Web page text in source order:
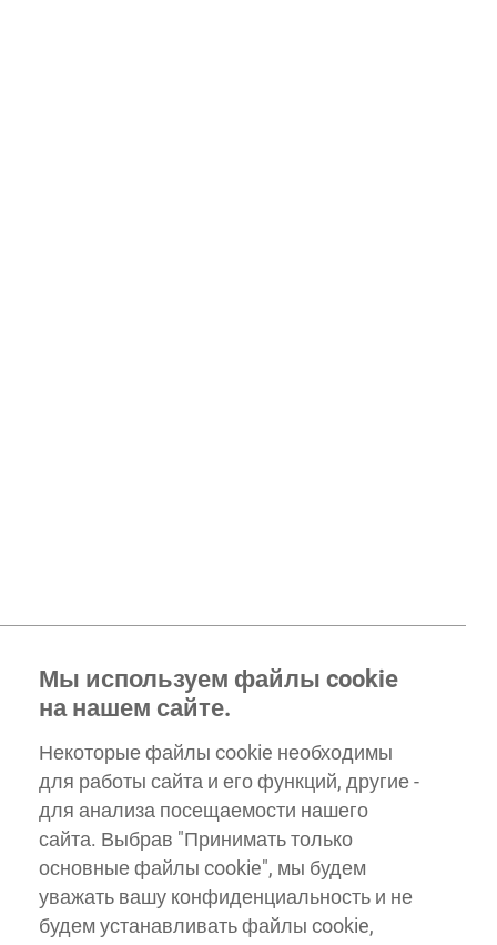
Мы используем файлы cookie
на нашем сайте.
Некоторые файлы cookie необходимы
для работы сайта и его функций, другие -
для анализа посещаемости нашего
сайта. Выбрав "Принимать только
основные файлы cookie", мы будем
уважать вашу конфиденциальность и не
будем устанавливать файлы cookie,